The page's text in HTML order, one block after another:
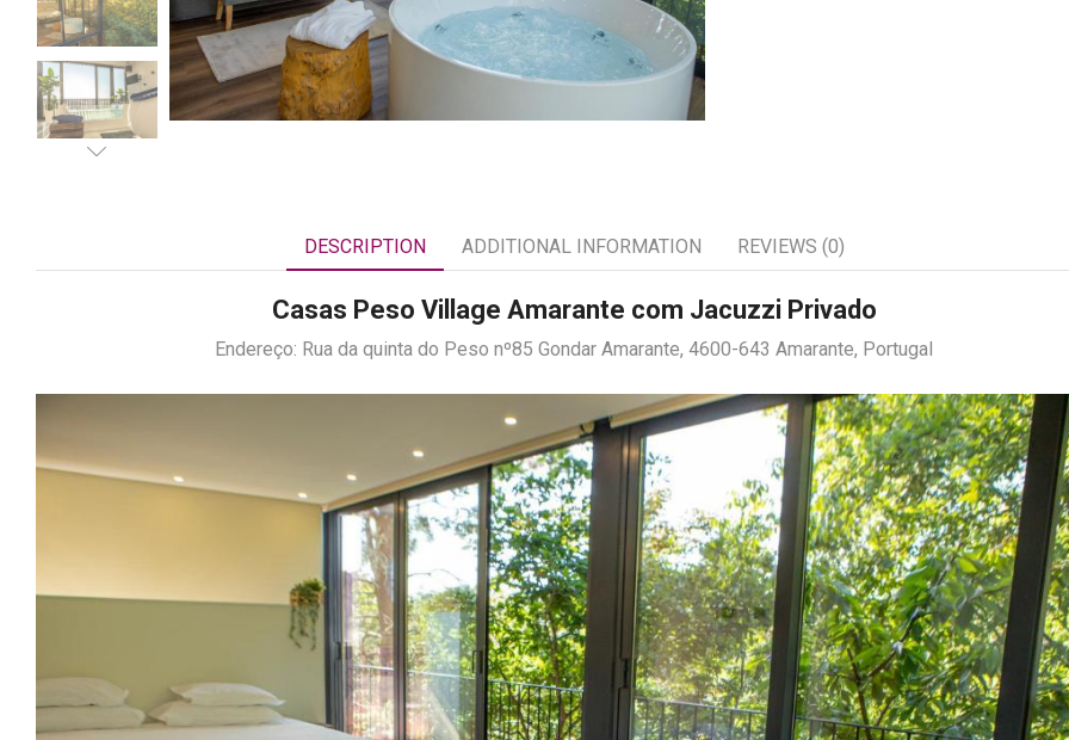
DESCRIPTION ADDITIONAL INFORMATION REVIEWS (0)
Casas Peso Village Amarante com Jacuzzi Privado
Endereço: Rua da quinta do Peso nº85 Gondar Amarante, 4600-643 Amarante, Portugal